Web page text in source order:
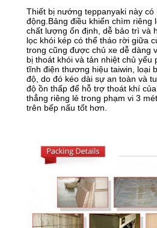
Thiết bị nướng teppanyaki này có
động.Bảng điều khiển chìm riêng
chất lượng ổn định, dễ bảo trì và
lọc khói kép có thể tháo rời giữa
trong cũng được chủ xe dễ dàng
bị thoát khói và tản nhiệt chủ yếu
tĩnh điện thương hiệu taiwin, loại
độ, do đó kéo dài sự an toàn và
độ ồn thấp để hỗ trợ thoát khí
thẳng riêng lẻ trong phạm vi 3
trên bếp nấu tốt hơn.